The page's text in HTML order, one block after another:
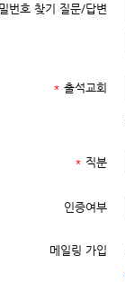
번호 찾기 질문/답변
* 출석교회
* 직분
인증여부
메일링 가입